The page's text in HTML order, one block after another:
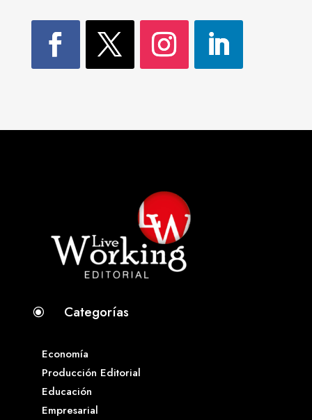
\ Categorías
Economía
Producción Editorial
Educación
Empresarial